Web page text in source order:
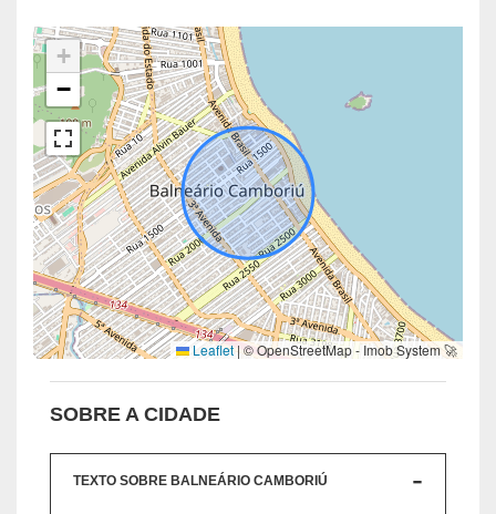
+
−
Leaflet|© OpenStreetMap - Imob System 🚀
SOBRE A CIDADE
TEXTO SOBRE BALNEÁRIO CAMBORIÚ